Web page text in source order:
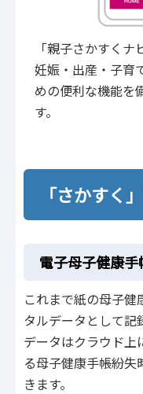
「親子さかすくナ
妊娠・出産・子育
めの便利な機能を
す。
「さかすく
電子母子健康手
これまで紙の母子
タルデータとして記
データはクラウド上
る母子健康手帳紛失
きます。